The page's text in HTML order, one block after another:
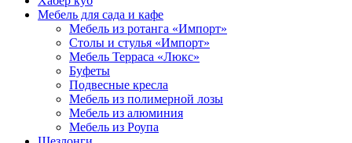
Мебель для сада и кафе
Мебель из ротанга «Импорт»
Столы и стулья «Импорт»
Мебель Терраса «Люкс»
Буфеты
Подвесные кресла
Мебель из полимерной лозы
Мебель из алюминия
Мебель из Роупа